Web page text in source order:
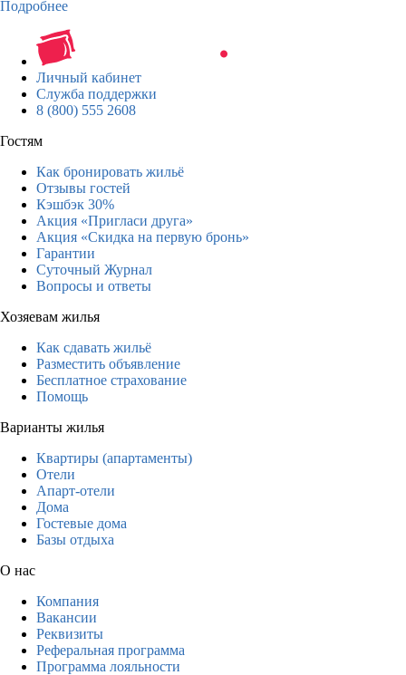
Подробнее
Личный кабинет
Служба поддержки
8 (800) 555 2608
Гостям
Как бронировать жильё
Отзывы гостей
Кэшбэк 30%
Акция «Пригласи друга»
Акция «Скидка на первую бронь»
Гарантии
Суточный Журнал
Вопросы и ответы
Хозяевам жилья
Как сдавать жильё
Разместить объявление
Бесплатное страхование
Помощь
Варианты жилья
Квартиры (апартаменты)
Отели
Апарт-отели
Дома
Гостевые дома
Базы отдыха
О нас
Компания
Вакансии
Реквизиты
Реферальная программа
Программа лояльности